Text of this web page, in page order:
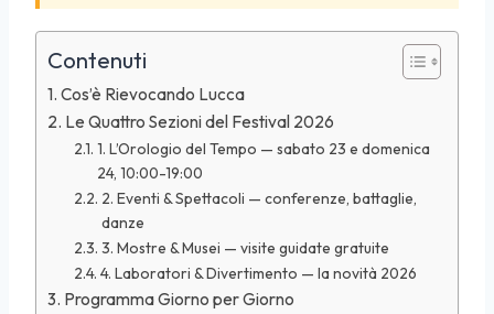
Contenuti
Cos’è Rievocando Lucca
Le Quattro Sezioni del Festival 2026
1. L’Orologio del Tempo — sabato 23 e domenica
24, 10:00-19:00
2. Eventi & Spettacoli — conferenze, battaglie,
danze
3. Mostre & Musei — visite guidate gratuite
4. Laboratori & Divertimento — la novità 2026
Programma Giorno per Giorno